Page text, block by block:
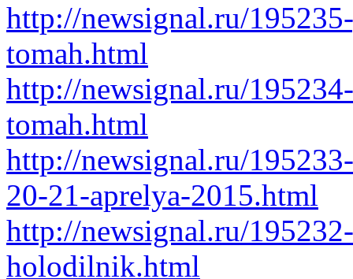
http://newsignal.ru/
tomah.html
http://newsignal.ru/
tomah.html
http://newsignal.ru/
20-21-aprelya-2015.html
http://newsignal.ru/
holodilnik.html